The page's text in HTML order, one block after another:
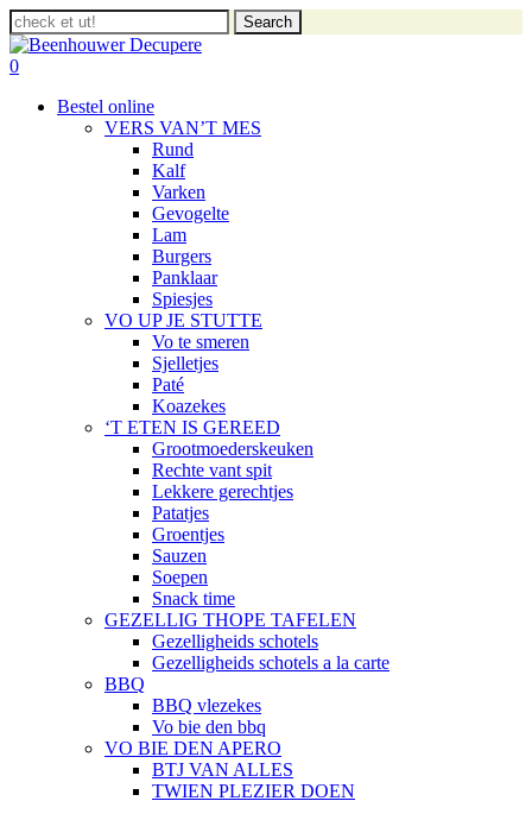
Skip
to
main
Search
Close
Search
search
account
0
Bestel online
VERS VAN’T MES
Rund
Kalf
Varken
Gevogelte
Lam
Burgers
Panklaar
Spiesjes
VO UP JE STUTTE
Vo te smeren
Sjelletjes
Paté
Koazekes
‘T ETEN IS GEREED
Grootmoederskeuken
Rechte vant spit
Lekkere gerechtjes
Patatjes
Groentjes
Sauzen
Soepen
Snack time
GEZELLIG THOPE TAFELEN
Gezelligheids schotels
Gezelligheids schotels a la carte
BBQ
BBQ vlezekes
Vo bie den bbq
VO BIE DEN APERO
BTJ VAN ALLES
TWIEN PLEZIER DOEN